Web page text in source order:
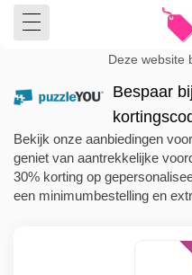
Deze website
Bespaar
Bekijk onze aanbiedingen
geniet van aantrekkelijke
30% korting op
een minimumbestelling en